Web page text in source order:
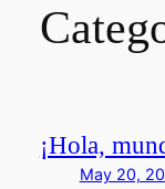
¡Hola,
May 20,